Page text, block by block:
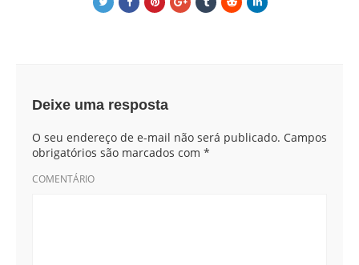
Deixe uma resposta
O seu endereço de e-mail não será publicado. Campos
obrigatórios são marcados com *
COMENTÁRIO